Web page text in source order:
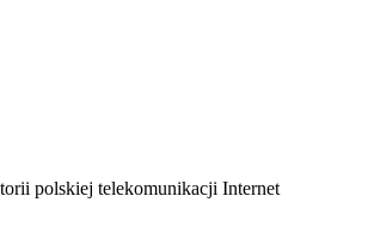
polskiej telekomunikacji Internet